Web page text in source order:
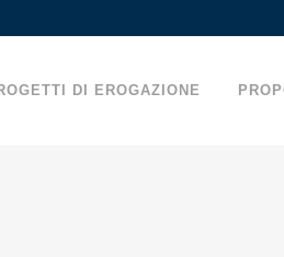
DI EROGAZIONE